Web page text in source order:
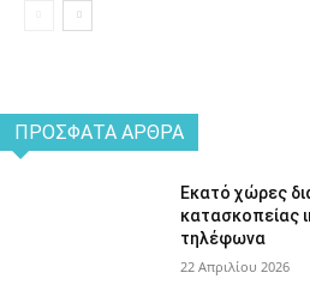
ΠΡΌΣΦΑΤΑ ΆΡΘΡΑ
Εκατό χώρες
κατασκοπείας
τηλέφωνα
22 Απριλίου 2026